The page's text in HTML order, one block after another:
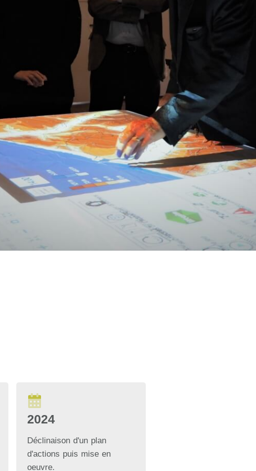
2024
Déclinaison d'un plan
d'actions puis mise en
oeuvre.